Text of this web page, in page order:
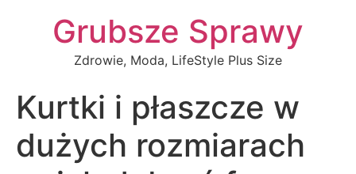
Grubsze Sprawy
Zdrowie, Moda, LifeStyle Plus Size
Kurtki i płaszcze w
dużych rozmiarach